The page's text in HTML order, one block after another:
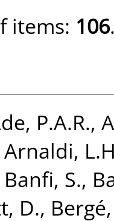
items: 106
P.A.R.,
Arnaldi,
Banfi, S.,
D.,